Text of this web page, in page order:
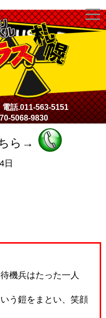
ンジャラス札幌
電話.011-563-5151
5068-9830
ら→
日
機兵はたった一人
う鎧をまとい、笑顔